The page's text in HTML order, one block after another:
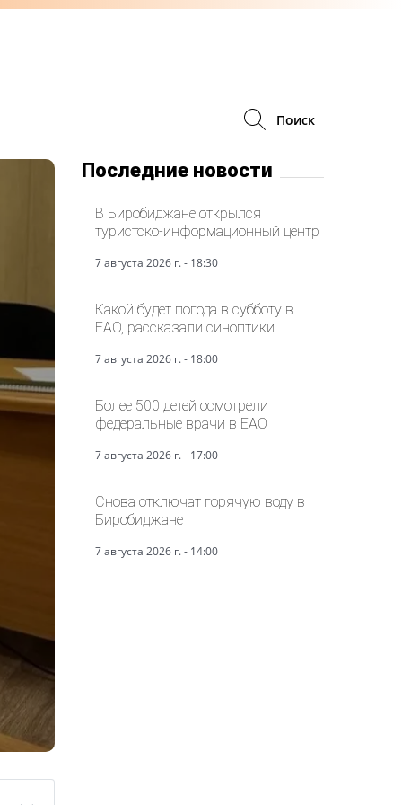
Поиск
Последние новости
В Биробиджане открылся
туристско-информационный центр
7 августа 2026 г. - 18:30
Какой будет погода в субботу в
ЕАО, рассказали синоптики
7 августа 2026 г. - 18:00
Более 500 детей осмотрели
федеральные врачи в ЕАО
7 августа 2026 г. - 17:00
Снова отключат горячую воду в
Биробиджане
7 августа 2026 г. - 14:00